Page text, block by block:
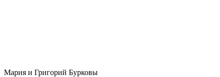
Мария и Григорий Бурковы